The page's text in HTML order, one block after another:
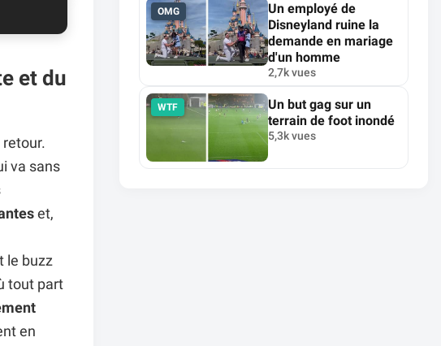
et du
va sans
et,
le buzz
tout part
en
OMG
Un employé de
Disneyland ruine la
demande en mariage
d'un homme
2,7k vues
WTF
Un but gag sur un
terrain de foot inondé
5,3k vues